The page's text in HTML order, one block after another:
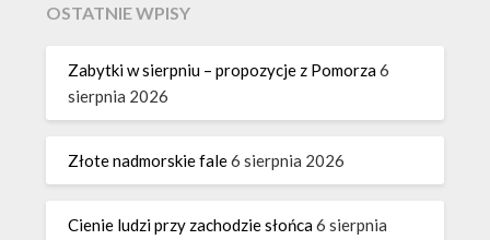
OSTATNIE WPISY
Zabytki w sierpniu – propozycje z Pomorza6
sierpnia 2026
Złote nadmorskie fale6 sierpnia 2026
Cienie ludzi przy zachodzie słońca6 sierpnia